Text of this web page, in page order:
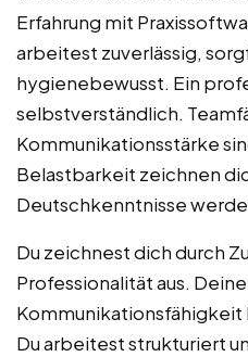
Erfahrung mit
arbeitest zuverlässig,
hygienebewusst. Ein
selbstverständlich.
Kommunikationsstärke
Belastbarkeit zeichnen
Deutschkenntnisse
Du zeichnest dich durch
Professionalität aus. Deine
Du arbeitest strukturiert